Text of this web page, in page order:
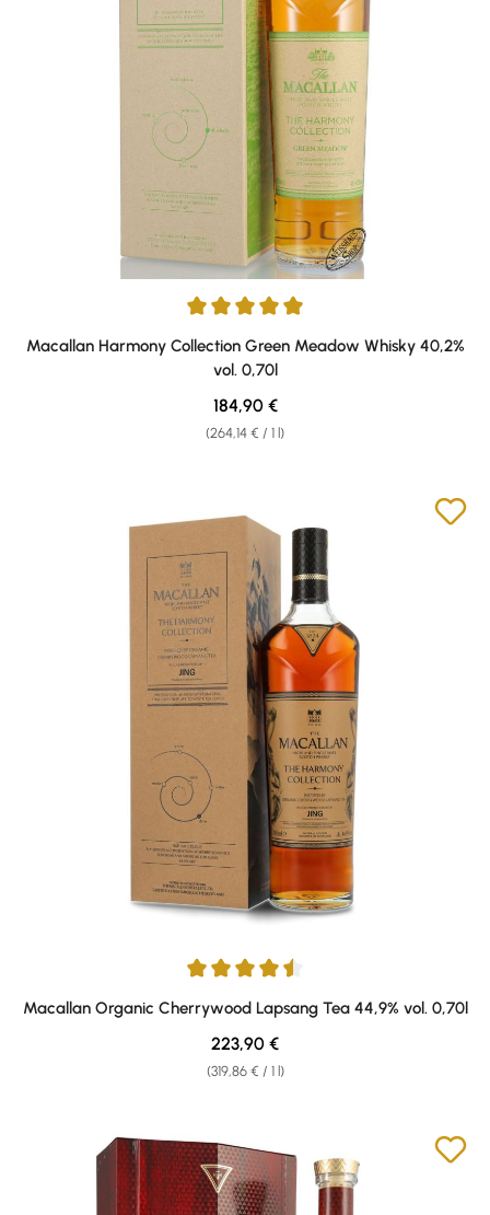
Average rating of 5 out of 5 stars
Macallan Harmony Collection Green Meadow Whisky 40,2%
vol. 0,70l
(264,14 € / 1 l)
Regular price:
184,90 €
Average rating of 4.5 out of 5 stars
Macallan Organic Cherrywood Lapsang Tea 44,9% vol. 0,70l
(319,86 € / 1 l)
Regular price:
223,90 €